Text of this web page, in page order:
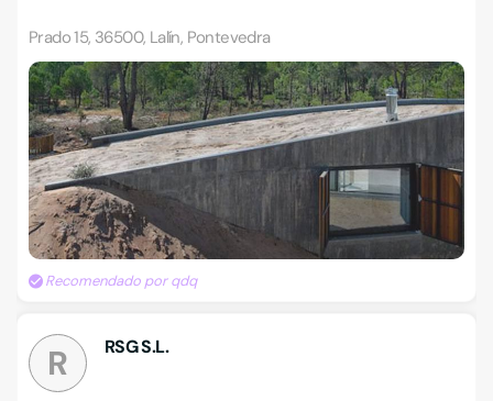
Prado 15, 36500, Lalín, Pontevedra
Recomendado por qdq
R RSG S.L.